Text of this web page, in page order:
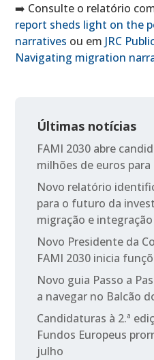
➡️ Consulte o relatório
report sheds light on the
narratives ou em JRC
Navigating migration
Últimas notícias
FAMI 2030 abre
milhões de euros
Novo relatório
para o futuro da
migração e integração
Novo Presidente da
FAMI 2030 inicia
Novo guia Passo a
a navegar no Balcão
Candidaturas à 2.ª
Fundos Europeus
julho